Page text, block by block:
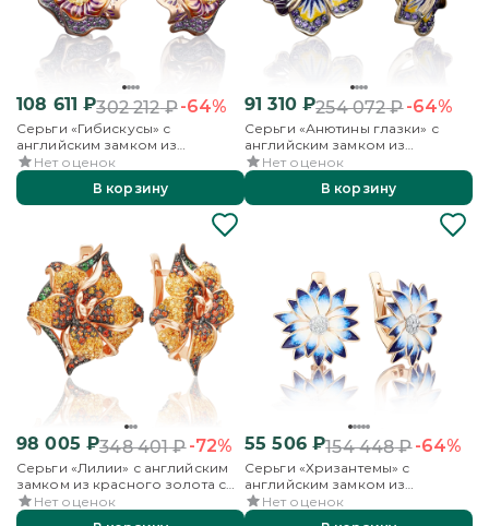
108 611 ₽302 212₽-64%
Серьги «Гибискусы» с
английским замком из
красного золота с фианитами и
эмалью
Нет оценок
В корзину
91 310₽254 072₽-64%
Серьги «Анютины глазки» с
английским замком из
лимонного золота с
фианитами и эмалью
Нет оценок
В корзину
98 005 ₽348 401₽-72%
Серьги «Лилии» с английским
замком из красного золота с
фианитами
Нет оценок
55 506₽154 448₽-64%
Серьги «Хризантемы» с
английским замком из
красного золота с фианитами и
эмалью
Нет оценок